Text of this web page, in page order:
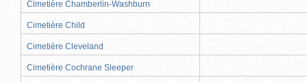
Cimetière Chamberlin-Washburn
Cimetière Child
Cimetière Cleveland
Cimetière Cochrane Sleeper